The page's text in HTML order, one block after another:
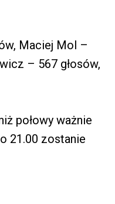
Maciej Mol –
– 567 głosów,
połowy ważnie
21.00 zostanie